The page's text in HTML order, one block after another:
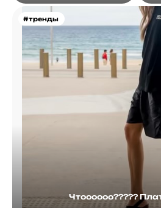
#тренды
Чтоооооо?????